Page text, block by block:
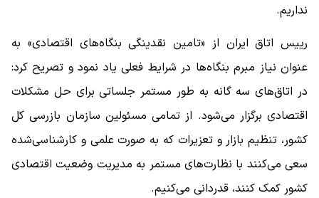
نداریم.
رییس اتاق ایران از «تامین نقدینگی بنگاه‌های اقتصادی» به
عنوان نیاز مبرم بنگاه‌ها در شرایط فعلی یاد نمود و تصریح کرد:
در اتاق‌های سه گانه به طور مستمر جلساتی برای حل مشکلات
اقتصادی برگزار می‌شود. از تمامی مسئولین سازمان بازرسی کل
کشور، تنظیم بازار و تعزیرات که به صورت علمی و کارشناسی‌شده
سعی می‌کنند با نظارت‌های مستمر به مدیریت وضعیت اقتصادی
کشور کمک کنند، قدردانی می‌کنیم.